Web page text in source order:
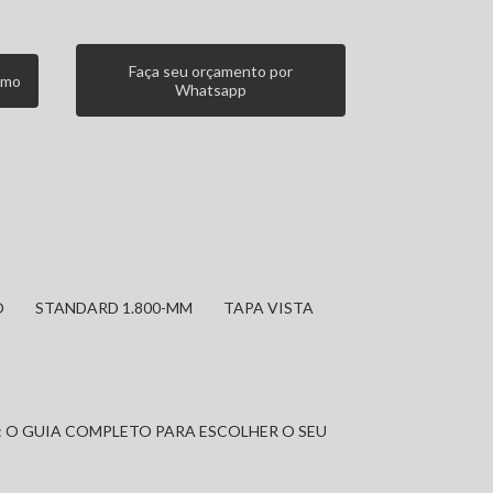
Faça seu orçamento por
Whatsapp
STANDARD 1.800-MM TAPA VISTA
GUIA COMPLETO PARA ESCOLHER O SEU